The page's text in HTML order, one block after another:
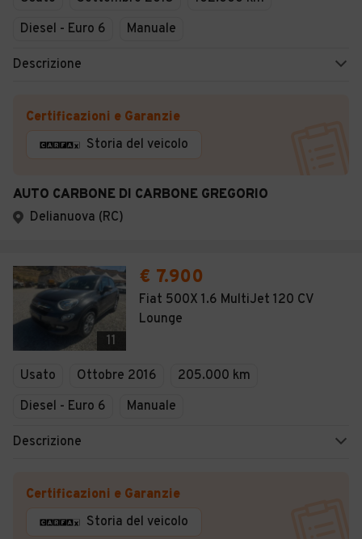
Diesel - Euro 6
Manuale
Descrizione
Certificazioni e Garanzie
Storia del veicolo
AUTO CARBONE DI CARBONE GREGORIO
Delianuova (RC)
11
€ 7.900
Fiat 500X 1.6 MultiJet 120 CV
Lounge
Usato Ottobre 2016
205.000 km
Diesel - Euro 6
Manuale
Descrizione
Certificazioni e Garanzie
Storia del veicolo